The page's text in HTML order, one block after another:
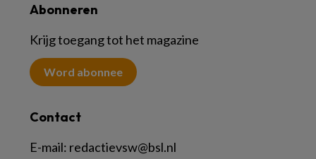
Abonneren
Krijg toegang tot het magazine
Word abonnee
Contact
E-mail: redactievsw@bsl.nl